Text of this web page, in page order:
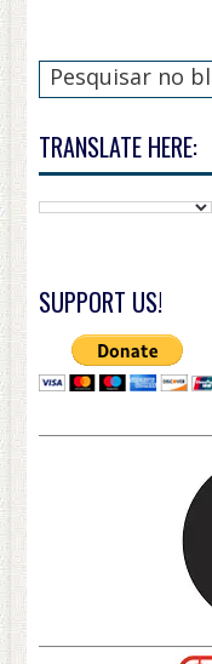
TRANSLATE HERE:
SUPPORT US!